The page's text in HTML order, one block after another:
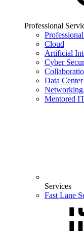
Professional
Cloud
Artificial
Cyber
Data Center
Mentored
Services
Fast Lane